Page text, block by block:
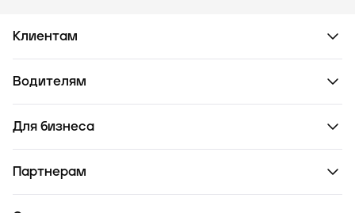
Клиентам
Водителям
Для бизнеса
Партнерам